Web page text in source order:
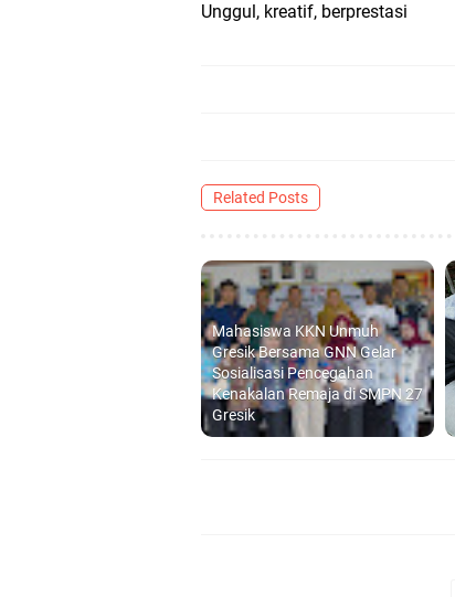
Unggul, kreatif, berprestasi
Related Posts
Mahasiswa KKN Unmuh
Gresik Bersama GNN Gelar
Sosialisasi Pencegahan
Kenakalan Remaja di SMPN 27
Gresik